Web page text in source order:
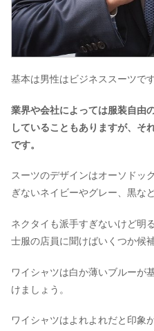
基本は男性はビジネススーツです
業界や会社によっては服装自由
していることもありますが、そ
です。
スーツのデザインはオーソドッ
ぎないネイビーやグレー、黒な
ネクタイも派手すぎないけど明
士服の店員に聞けばいくつか候
ワイシャツは白か薄いブルーが
けましょう。
ワイシャツはよれよれだと印象